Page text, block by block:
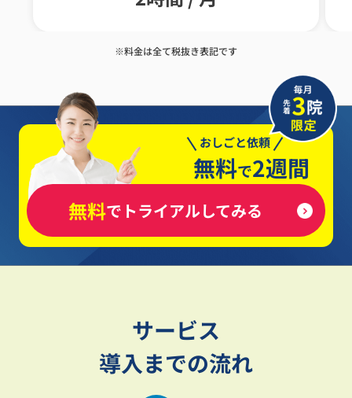
※料金は全て税抜き表記です
おしごと依頼
無料で2週間
無料でトライアルしてみる
サービス
導入までの流れ